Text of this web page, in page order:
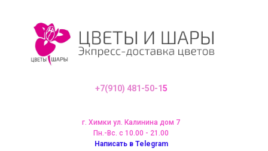
+7(910) 481-50-15
г. Химки ул. Калинина дом 7
Пн.-Вс. с 10.00 - 21.00
Написать в Telegram